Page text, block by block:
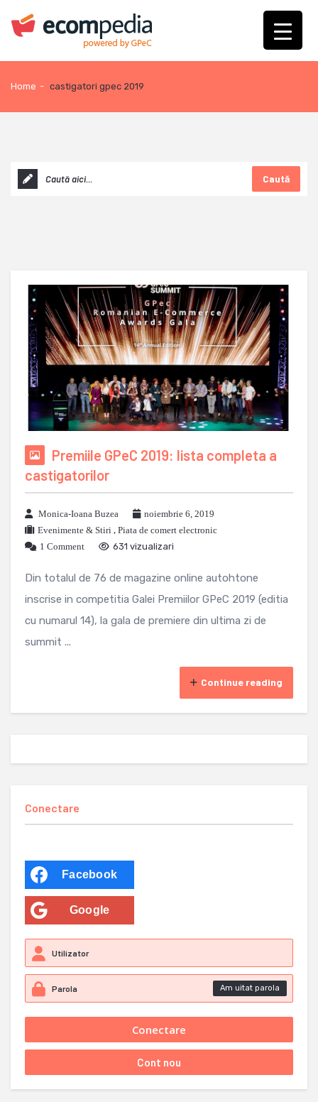
Home - castigatori gpec 2019
Caută
Premiile GPeC 2019: lista completa a
castigatorilor
Monica-Ioana Buzea
noiembrie 6, 2019
Evenimente & Stiri , Piata de comert electronic
1 Comment
631 vizualizari
Din totalul de 76 de magazine online autohtone
inscrise in competitia Galei Premiilor GPeC 2019 (editia
cu numarul 14), la gala de premiere din ultima zi de
summit ...
Continue reading
Conectare
Facebook
Google
Am uitat parola